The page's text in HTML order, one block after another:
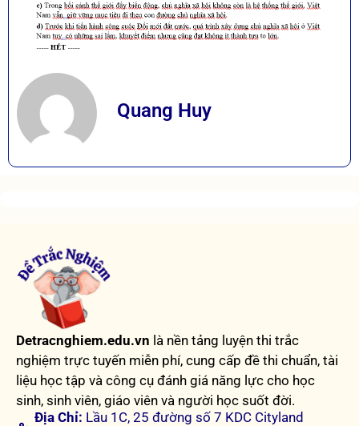
Quang Huy
Detracnghiem.edu.vn là nền tảng luyện thi trắc
nghiệm trực tuyến miễn phí, cung cấp đề thi chuẩn, tài
liệu học tập và công cụ đánh giá năng lực cho học
sinh, sinh viên, giáo viên và người học suốt đời.
Địa Chỉ: Lầu 1C, 25 đường số 7 KDC Cityland